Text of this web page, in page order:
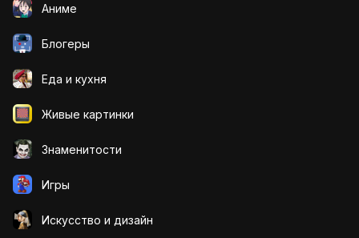
Аниме
Блогеры
Еда и кухня
Живые картинки
Знаменитости
Игры
Искусcтво и дизайн